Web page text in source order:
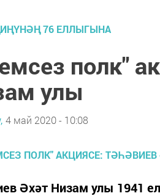
76 ЕЛЛЫГЫНА
полк"
улы
4 май 2020 - 10:08
Әхәт Низам улы 1941